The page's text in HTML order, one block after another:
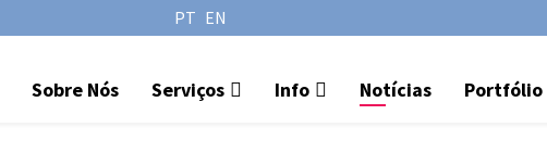
PT EN
Sobre Nós Serviços Info Notícias Portfólio